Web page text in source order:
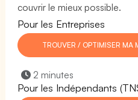
couvrir le mieux possible.
Pour les Entreprises
TROUVER / OPTIMISER MA
2 minutes
Pour les Indépendants